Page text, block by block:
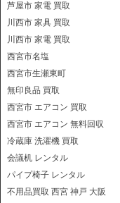
芦屋市 家電 買取
川西市 家具 買取
川西市 家電 買取
西宮市名塩
西宮市生瀬東町
無印良品 買取
西宮市 エアコン 買取
西宮市 エアコン 無料回収
冷蔵庫 洗濯機 買取
会議机 レンタル
パイプ椅子 レンタル
不用品買取 西宮 神戸 大阪